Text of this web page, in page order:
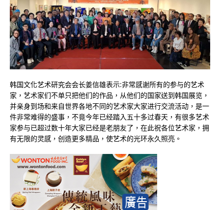
韩国文化艺术研究会会长姜信雄表示:非常感谢所有的参与的艺术
家，艺术家们不单只把他们的作品，从他们的国家送到韩国展览，
并亲身到场和来自世界各地不同的艺术家大家进行交流活动，是一
件非常难得的盛事，不竟今年已经踏入五十多过春天，有很多艺术
家参与已超过数十年大家已经是老朋友了，在此祝各位艺术家，拥
有无限的灵感，创造更多精品，使艺术的光环永久照亮。